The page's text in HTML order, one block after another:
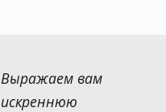
Выражаем вам
искреннюю